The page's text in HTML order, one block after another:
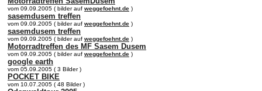
vom 09.09.2005 ( bilder auf weggefoehnt.de )
sasemdusem treffen
vom 09.09.2005 ( bilder auf weggefoehnt.de )
sasemdusem treffen
vom 09.09.2005 ( bilder auf weggefoehnt.de )
Motorradtreffen des MF Sasem Dusem
vom 09.09.2005 ( bilder auf weggefoehnt.de )
google earth
vom 05.09.2005 ( 3 Bilder )
POCKET BIKE
vom 10.07.2005 ( 48 Bilder )